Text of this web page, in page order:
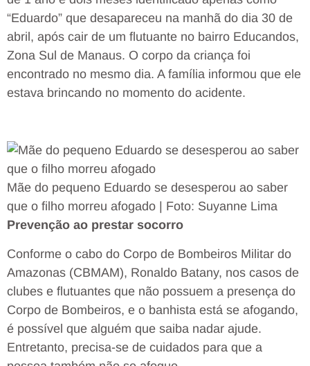
“Eduardo” que desapareceu na manhã do dia 30 de
abril, após cair de um flutuante no bairro Educandos,
Zona Sul de Manaus. O corpo da criança foi
encontrado no mesmo dia. A família informou que ele
estava brincando no momento do acidente.
Mãe do pequeno Eduardo se desesperou ao saber
que o filho morreu afogado | Foto: Suyanne Lima
Prevenção ao prestar socorro
Conforme o cabo do Corpo de Bombeiros Militar do
Amazonas (CBMAM), Ronaldo Batany, nos casos de
clubes e flutuantes que não possuem a presença do
Corpo de Bombeiros, e o banhista está se afogando,
é possível que alguém que saiba nadar ajude.
Entretanto, precisa-se de cuidados para que a